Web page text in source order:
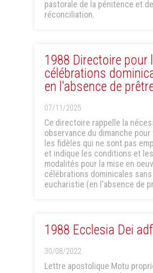
pastorale de la pénitence et
réconciliation.
1988 Directoire pour
célébrations
en l'absence de
07/11/2025
Ce directoire rappelle la
observance du dimanche pour
les fidèles qui ne sont pas
et indique les conditions et les
modalités pour la mise en
célébrations dominicales sans
eucharistie (en l'absence de
1988 Ecclesia Dei
30/08/2022
Lettre apostolique Motu